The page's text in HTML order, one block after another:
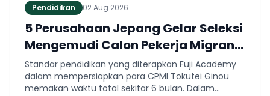
Pendidikan 02 Aug 2026
5 Perusahaan Jepang Gelar Seleksi
Mengemudi Calon Pekerja Migran
Jembrana
Standar pendidikan yang diterapkan Fuji Academy
dalam mempersiapkan para CPMI Tokutei Ginou
memakan waktu total sekitar 6 bulan. Dalam